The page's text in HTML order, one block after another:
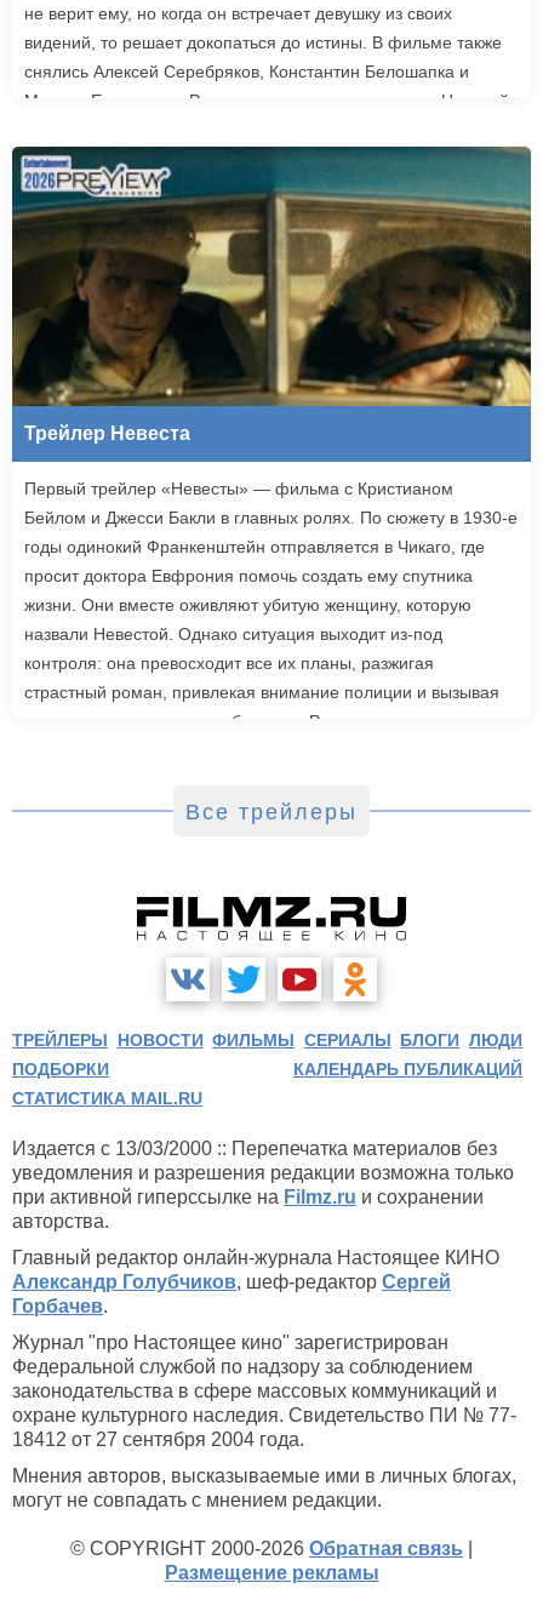
не верит ему, но когда он встречает девушку из своих
видений, то решает докопаться до истины. В фильме также
снялись Алексей Серебряков, Константин Белошапка и
Максим Емельянов. Режиссером картины выступил Николай
«Девятой планеты» запланирована на 24 сентября.
Трейлер Невеста
Первый трейлер «Невесты» — фильма с Кристианом
Бейлом и Джесси Бакли в главных ролях. По сюжету в 1930-е
годы одинокий Франкенштейн отправляется в Чикаго, где
просит доктора Евфрония помочь создать ему спутника
жизни. Они вместе оживляют убитую женщину, которую
назвали Невестой. Однако ситуация выходит из-под
контроля: она превосходит все их планы, разжигая
страстный роман, привлекая внимание полиции и вызывая
радикальную реакцию в обществе. Роли также исполнили
выйдет в зарубежный прокат 6 марта.
Все трейлеры
ТРЕЙЛЕРЫ НОВОСТИ ФИЛЬМЫ СЕРИАЛЫ БЛОГИ ЛЮДИ
ПОДБОРКИ
КАЛЕНДАРЬ ПУБЛИКАЦИЙ
СТАТИСТИКА MAIL.RU
Издается с 13/03/2000 :: Перепечатка материалов без
уведомления и разрешения редакции возможна только
при активной гиперссылке на Filmz.ru и сохранении
авторства.
Главный редактор онлайн-журнала Настоящее КИНО
Александр Голубчиков, шеф-редактор Сергей
Горбачев.
Журнал "про Настоящее кино" зарегистрирован
Федеральной службой по надзору за соблюдением
законодательства в сфере массовых коммуникаций и
охране культурного наследия. Свидетельство ПИ № 77-
18412 от 27 сентября 2004 года.
Мнения авторов, высказываемые ими в личных блогах,
могут не совпадать с мнением редакции.
© COPYRIGHT 2000-2026 Обратная связь
Размещение рекламы